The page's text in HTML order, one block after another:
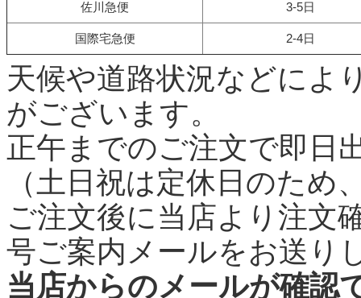
佐川急便 3-5日
国際宅急便 2-4日
天候や道路状況などによ
がございます。
正午までのご注文で即日
（土日祝は定休日のため
ご注文後に当店より注文
号ご案内メールをお送り
当店からのメールが確認